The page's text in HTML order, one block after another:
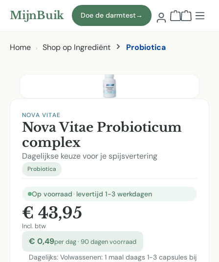
Naar hoofdinhoud
MijnBuik Doe de darmtest→
Home Shop op Ingrediënt Probiotica
NOVA VITAE
Nova Vitae Probioticum
complex
Dagelijkse keuze voor je spijsvertering
Probiotica
Op voorraad · levertijd 1-3 werkdagen
€ 43,95
Incl. btw
€ 0,49per dag · 90 dagen voorraad
Dagelijks: Volwassenen: 1 maal daags 1-3 capsules bij